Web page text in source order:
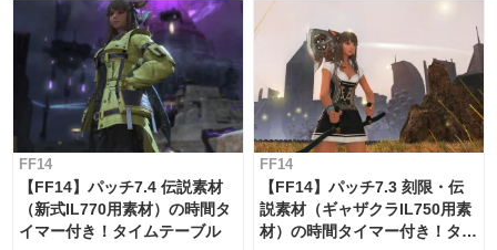
FF14
【FF14】パッチ7.4 伝説素材
（新式IL770用素材）の時間タ
イマー付き！タイムテーブル
FF14
【FF14】パッチ7.3 刻限・伝
説素材（ギャザクラIL750用素
材）の時間タイマー付き！タイ